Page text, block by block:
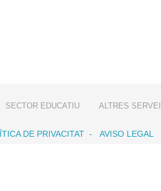
SECTOR EDUCATIU ALTRES
DE PRIVACITAT - AVISO LEGAL